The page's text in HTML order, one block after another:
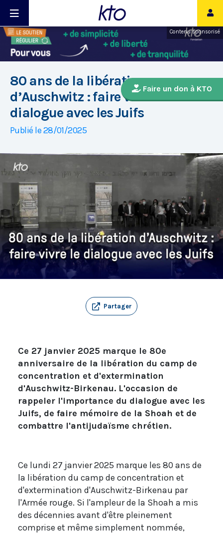
Contenu sponsorisé
Faire un don à KTO
80 ans de la libération
d’Auschwitz : faire vivre le
dialogue avec les Juifs
Publié le 28/01/2025
Partager
Ce 27 janvier 2025 marque le 80e
anniversaire de la libération du camp de
concentration et d'extermination
d'Auschwitz-Birkenau. L'occasion de
rappeler l'importance du dialogue avec les
Juifs, de faire mémoire de la Shoah et de
combattre l'antijudaïsme chrétien.
Ce lundi 27 janvier 2025 marque les 80 ans de
la libération du camp de concentration et
d'extermination d'Auschwitz-Birkenau par
l'Armée rouge. Si l'ampleur de la Shoah a mis
des décennies avant d'être pleinement
comprise et même simplement nommée,